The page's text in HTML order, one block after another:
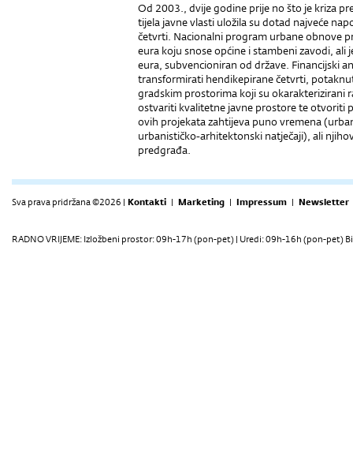
Od 2003., dvije godine prije no što je kriza
tijela javne vlasti uložila su dotad najveće
četvrti. Nacionalni program urbane obnove
eura koju snose općine i stambeni zavodi,
eura, subvencioniran od države. Financijski
transformirati hendikepirane četvrti,
gradskim prostorima koji su okarakterizirani
ostvariti kvalitetne javne prostore te otvoriti
ovih projekata zahtijeva puno vremena
urbanističko-arhitektonski natječaji), ali
predgrađa.
Sva prava pridržana ©2026 | Kontakti | Marketing | Impressum | Newsletter
RADNO VRIJEME: Izložbeni prostor: 09h-17h (pon-pet) | Uredi: 09h-16h (pon-pet)